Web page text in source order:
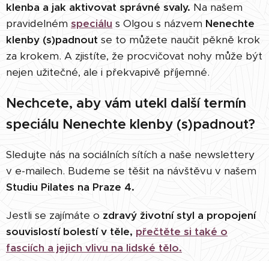
klenba a jak aktivovat správné svaly. Na našem
pravidelném speciálu s Olgou s názvem Nenechte
klenby (s)padnout se to můžete naučit pěkně krok
za krokem. A zjistíte, že procvičovat nohy může být
nejen užitečné, ale i překvapivě příjemné.
Nechcete, aby vám utekl další termín
speciálu Nenechte klenby (s)padnout?
Sledujte nás na sociálních sítích a naše newslettery
v e-mailech. Budeme se těšit na návštěvu v našem
Studiu Pilates na Praze 4.
Jestli se zajímáte o zdravý životní styl a propojení
souvislostí bolestí v těle, přečtěte si také o
fasciích a jejich vlivu na lidské tělo.